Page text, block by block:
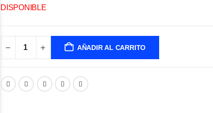
DISPONIBLE
AÑADIR AL CARRITO